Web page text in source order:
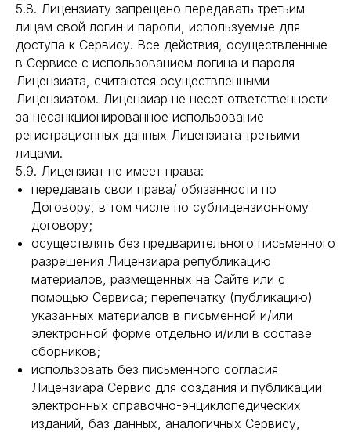
5.8. Лицензиату запрещено передавать третьим
лицам свой логин и пароли, используемые для
доступа к Сервису. Все действия, осуществленные
в Сервисе с использованием логина и пароля
Лицензиата, считаются осуществленными
Лицензиатом. Лицензиар не несет ответственности
за несанкционированное использование
регистрационных данных Лицензиата третьими
лицами.
5.9. Лицензиат не имеет права:
передавать свои права/ обязанности по
Договору, в том числе по сублицензионному
договору;
осуществлять без предварительного письменного
разрешения Лицензиара републикацию
материалов, размещенных на Сайте или с
помощью Сервиса; перепечатку (публикацию)
указанных материалов в письменной и/или
электронной форме отдельно и/или в составе
сборников;
использовать без письменного согласия
Лицензиара Сервис для создания и публикации
электронных справочно-энциклопедических
изданий, баз данных, аналогичных Сервису,